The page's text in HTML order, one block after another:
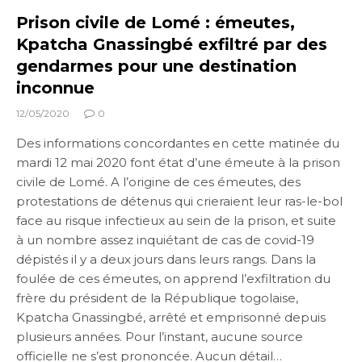
Prison civile de Lomé : émeutes,
Kpatcha Gnassingbé exfiltré par des
gendarmes pour une destination
inconnue
12/05/2020 0
Des informations concordantes en cette matinée du
mardi 12 mai 2020 font état d’une émeute à la prison
civile de Lomé. A l’origine de ces émeutes, des
protestations de détenus qui crieraient leur ras-le-bol
face au risque infectieux au sein de la prison, et suite
à un nombre assez inquiétant de cas de covid-19
dépistés il y a deux jours dans leurs rangs. Dans la
foulée de ces émeutes, on apprend l’exfiltration du
frère du président de la République togolaise,
Kpatcha Gnassingbé, arrêté et emprisonné depuis
plusieurs années. Pour l’instant, aucune source
officielle ne s’est prononcée. Aucun détail…